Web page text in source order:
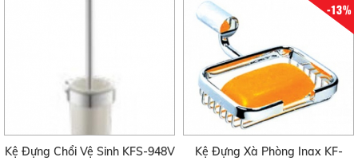
Kệ Đựng Chổi Vệ Sinh KFS-948V
-13%
Kệ Đựng Xà Phòng Inax KF-